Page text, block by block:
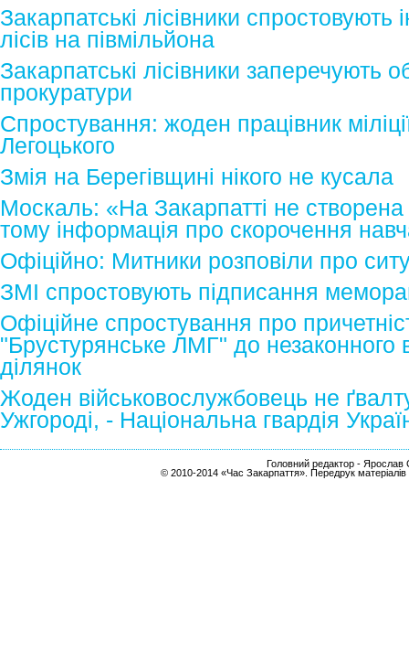
Закарпатські лісівники
лісів на півмільйона
Закарпатські лісівники заперечують
прокуратури
Спростування: жоден працівник
Легоцького
Змія на Берегівщині нікого не кусала
Москаль: «На Закарпатті не
тому інформація про скорочення
Офіційно: Митники розповіли про
ЗМІ спростовують підписання
Офіційне спростування про
"Брустурянське ЛМГ" до незаконного
ділянок
Жоден військовослужбовець не
Ужгороді, - Національна гвардія
Головний редактор - Ярослав
© 2010-2014 «Час Закарпаття». Передрук